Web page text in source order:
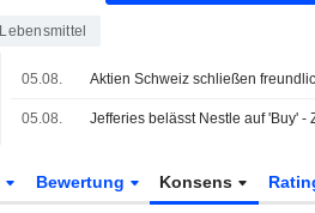
Lebensmittel
05.08.
05.08.
Bewertung Konsens